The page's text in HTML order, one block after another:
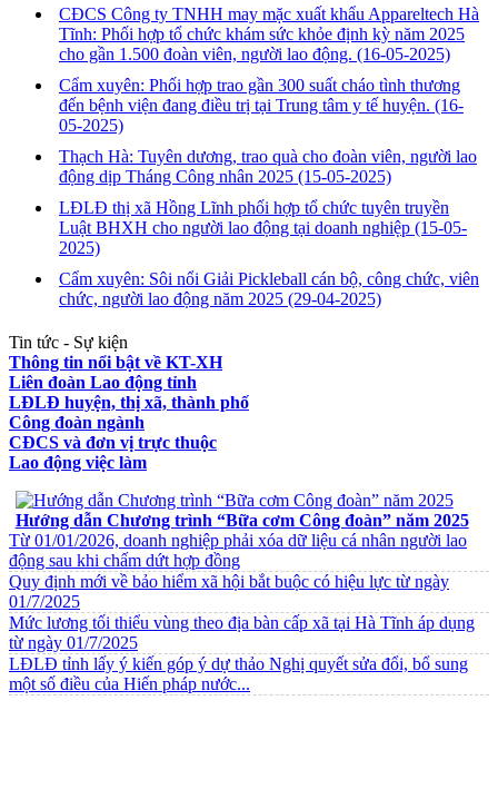
CĐCS Công ty TNHH may mặc xuất khẩu Appareltech Hà
Tĩnh: Phối hợp tổ chức khám sức khỏe định kỳ năm 2025
cho gần 1.500 đoàn viên, người lao động. (16-05-2025)
Cẩm xuyên: Phối hợp trao gần 300 suất cháo tình thương
đến bệnh viện đang điều trị tại Trung tâm y tế huyện. (16-
05-2025)
Thạch Hà: Tuyên dương, trao quà cho đoàn viên, người lao
động dịp Tháng Công nhân 2025 (15-05-2025)
LĐLĐ thị xã Hồng Lĩnh phối hợp tổ chức tuyên truyền
Luật BHXH cho người lao động tại doanh nghiệp (15-05-
2025)
Cẩm xuyên: Sôi nổi Giải Pickleball cán bộ, công chức, viên
chức, người lao động năm 2025 (29-04-2025)
Tin tức - Sự kiện
Thông tin nổi bật về KT-XH
Liên đoàn Lao động tỉnh
LĐLĐ huyện, thị xã, thành phố
Công đoàn ngành
CĐCS và đơn vị trực thuộc
Lao động việc làm
Hướng dẫn Chương trình “Bữa cơm Công đoàn” năm 2025
Từ 01/01/2026, doanh nghiệp phải xóa dữ liệu cá nhân người lao
động sau khi chấm dứt hợp đồng
Quy định mới về bảo hiểm xã hội bắt buộc có hiệu lực từ ngày
01/7/2025
Mức lương tối thiểu vùng theo địa bàn cấp xã tại Hà Tĩnh áp dụng
từ ngày 01/7/2025
LĐLĐ tỉnh lấy ý kiến góp ý dự thảo Nghị quyết sửa đổi, bổ sung
một số điều của Hiến pháp nước...